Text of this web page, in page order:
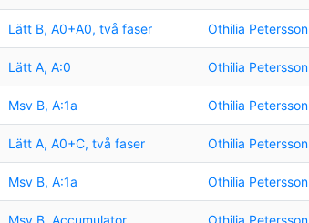
Lätt B, A0+A0, två faser Othilia Petersson
Lätt A, A:0 Othilia Petersson
Msv B, A:1a Othilia Petersson
Lätt A, A0+C, två faser Othilia Petersson
Msv B, A:1a Othilia Petersson
Msv B, Accumulator Othilia Petersson